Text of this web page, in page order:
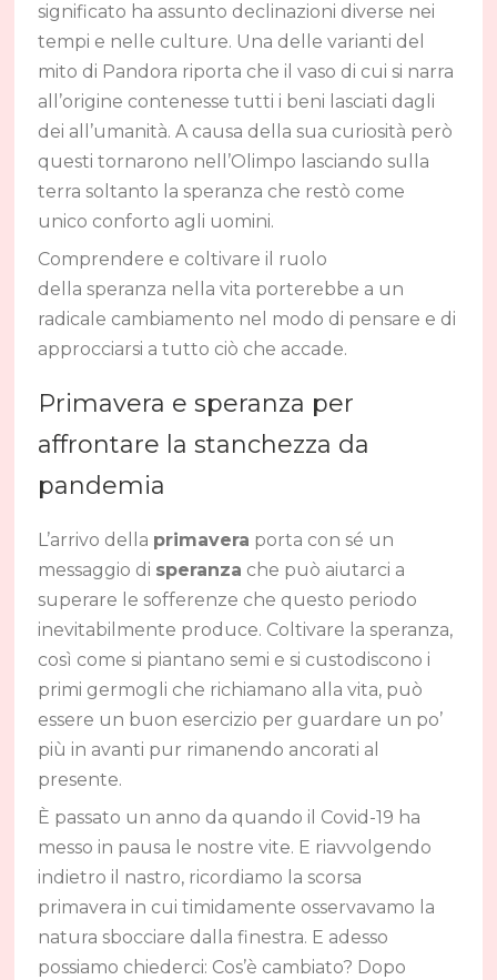
significato ha assunto declinazioni diverse nei
tempi e nelle culture. Una delle varianti del
mito di Pandora riporta che il vaso di cui si narra
all’origine contenesse tutti i beni lasciati dagli
dei all’umanità. A causa della sua curiosità però
questi tornarono nell’Olimpo lasciando sulla
terra soltanto la speranza che restò come
unico conforto agli uomini.
Comprendere e coltivare il ruolo
della speranza nella vita porterebbe a un
radicale cambiamento nel modo di pensare e di
approcciarsi a tutto ciò che accade.
Primavera e speranza per
affrontare la stanchezza da
pandemia
L’arrivo della primavera porta con sé un
messaggio di speranza che può aiutarci a
superare le sofferenze che questo periodo
inevitabilmente produce. Coltivare la speranza,
così come si piantano semi e si custodiscono i
primi germogli che richiamano alla vita, può
essere un buon esercizio per guardare un po’
più in avanti pur rimanendo ancorati al
presente.
È passato un anno da quando il Covid-19 ha
messo in pausa le nostre vite. E riavvolgendo
indietro il nastro, ricordiamo la scorsa
primavera in cui timidamente osservavamo la
natura sbocciare dalla finestra. E adesso
possiamo chiederci: Cos’è cambiato? Dopo